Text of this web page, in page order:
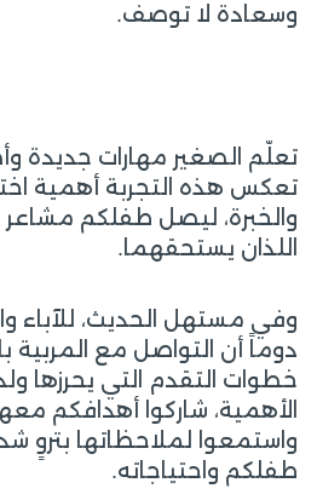
وسعادة لا توصف.
تعلّم الصغير مهارات جديدة
تعكس هذه التجربة أهمية
والخبرة، ليصل طفلكم مشاعر
اللذان يستحقهما.
وفي مستهل الحديث، للآباء
دوماً أن التواصل مع المربية
خطوات التقدم التي يحرزها
الأهمية، شاركوا أهدافكم
واستمعوا لملاحظاتها بتروٍ
طفلكم واحتياجاته.